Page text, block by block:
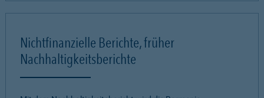
Nichtfinanzielle Berichte, früher
Nachhaltigkeitsberichte